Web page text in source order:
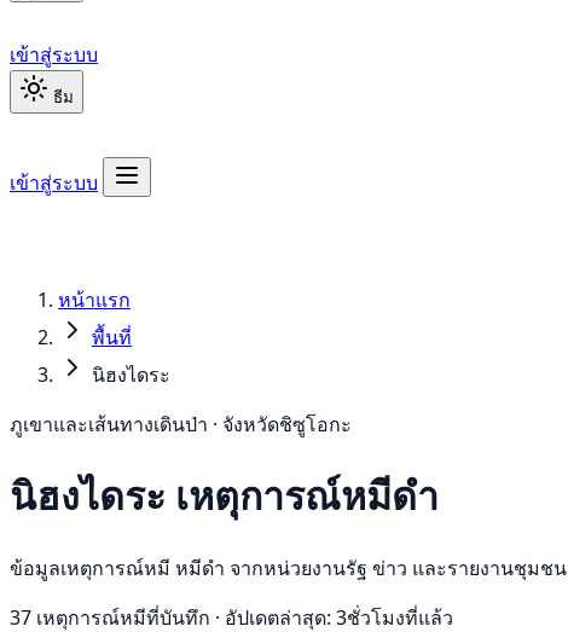
เข้าสู่ระบบ
ธีม
เข้าสู่ระบบ
หน้าแรก
พื้นที่
นิฮงไดระ
ภูเขาและเส้นทางเดินป่า · จังหวัดชิซูโอกะ
นิฮงไดระ เหตุการณ์หมีดำ
ข้อมูลเหตุการณ์หมี หมีดำ จากหน่วยงานรัฐ ข่าว และรายงานชุมชน
37 เหตุการณ์หมีที่บันทึก · อัปเดตล่าสุด: 3ชั่วโมงที่แล้ว